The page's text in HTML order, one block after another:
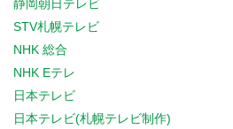
静岡朝日テレビ
STV札幌テレビ
NHK 総合
NHK Eテレ
日本テレビ
日本テレビ(札幌テレビ制作)